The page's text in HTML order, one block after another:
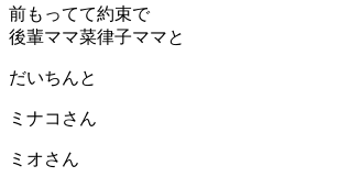
前もってて約束で
後輩ママ菜律子ママと
だいちんと
ミナコさん
ミオさん